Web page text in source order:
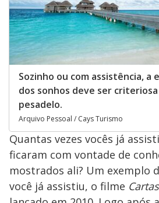
Sozinho ou com assistência, a
dos sonhos deve ser
pesadelo.
Arquivo Pessoal / Cays Turismo
Quantas vezes vocês já
ficaram com vontade de
mostrados ali? Um exemplo
você já assistiu, o filme